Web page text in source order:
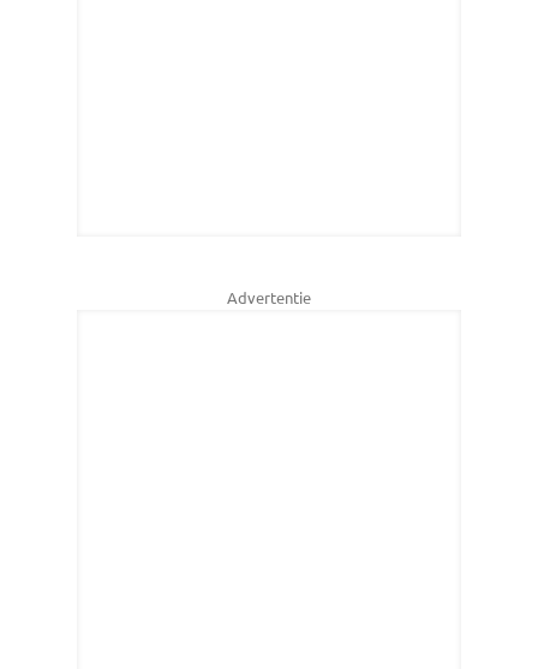
Advertentie